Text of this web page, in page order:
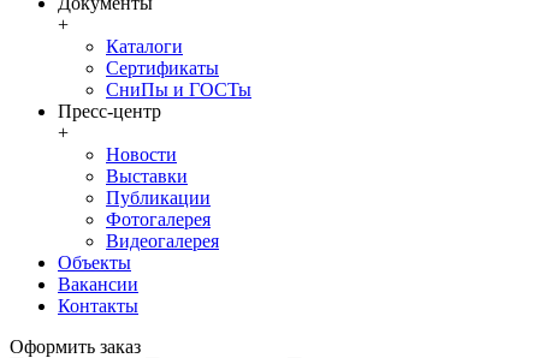
+
Каталоги
Сертификаты
СниПы и ГОСТы
Пресс-центр
+
Новости
Выставки
Публикации
Фотогалерея
Видеогалерея
Объекты
Вакансии
Контакты
Оформить заказ